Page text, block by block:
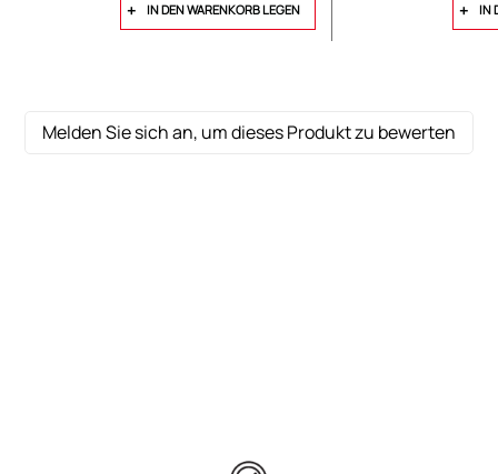
IN DEN WARENKORB LEGEN IN
Melden Sie sich an, um dieses Produkt zu bewerten